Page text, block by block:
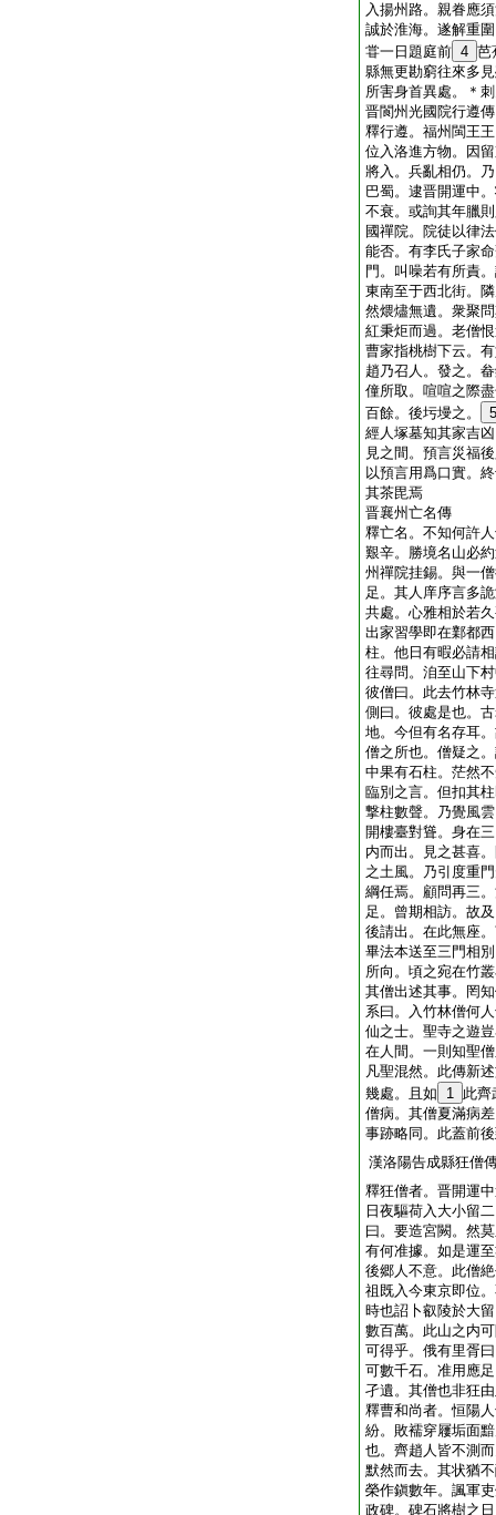
入揚州路。親眷應
誠於淮海。遂解重
甞一日題庭前 4 芭
縣無更勘窮往來多
所害身首異處。＊
晋閬州光國院行遵傳
釋行遵。福州閩王
位入洛進方物。因
將入。兵亂相仍。
巴蜀。逮晋開運中
不衰。或詢其年臘
國禪院。院徒以律
能否。有李氏子家
門。叫噪若有所責
東南至于西北街。
然煨燼無遺。衆聚
紅秉炬而過。老僧
曹家指桃樹下云。
趙乃召人。發之。
僮所取。喧喧之際
百餘。後圬墁之。
5
經人塚墓知其家吉
見之間。預言災福
以預言用爲口實。
其茶毘焉
晋襄州亡名傳
釋亡名。不知何許
艱辛。勝境名山必
州禪院挂錫。與一
足。其人庠序言多
共處。心雅相於若
出家習學即在鄴都
柱。他日有暇必請
往尋問。洎至山下
彼僧曰。此去竹林
側曰。彼處是也。
地。今但有名存耳
僧之所也。僧疑之
中果有石柱。茫然
臨別之言。但扣其
撃柱數聲。乃覺風
開樓臺對聳。身在
内而出。見之甚喜
之土風。乃引度重
綱任焉。顧問再三
足。曾期相訪。故
後請出。在此無座
畢法本送至三門相
所向。頃之宛在竹
其僧出述其事。罔
系曰。入竹林僧何
仙之士。聖寺之遊
在人間。一則知聖
凡聖混然。此傳新
幾處。且如
1 此齊
僧病。其僧夏滿病
事跡略同。此蓋前
漢洛陽告成縣狂僧
釋狂僧者。晋開運
日夜驅荷入大小留
曰。要造宮闕。然
有何准據。如是運
後郷人不意。此僧
祖既入今東京即位
時也詔卜叡陵於大
數百萬。此山之内
可得乎。俄有里胥
可數千石。准用應
孑遺。其僧也非狂
釋曹和尚者。恒陽
紛。敗襦穿屨垢面
也。齊趙人皆不測
默然而去。其状猶
榮作鎭數年。諷軍
政碑。碑石將樹之